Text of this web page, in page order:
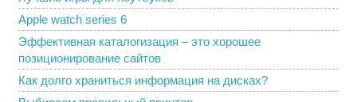
Apple watch series 6
Эффективная каталогизация – это хорошее
позиционирование сайтов
Как долго храниться информация на дисках?